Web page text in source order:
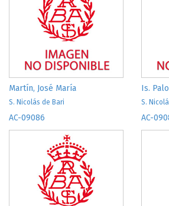
Martín, José María
S. Nicolás de Bari
Is.
S.
AC-09086 AC-